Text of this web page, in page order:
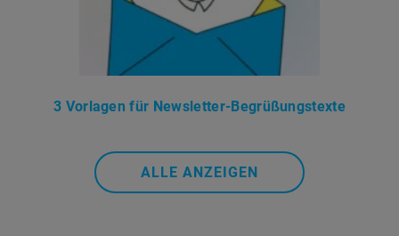
3 Vorlagen für Newsletter-Begrüßungstexte
ALLE ANZEIGEN